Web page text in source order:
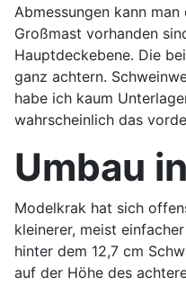
Abmessungen kann
Großmast vorhanden
Hauptdeckebene. Die
ganz achtern.
habe ich kaum
wahrscheinlich das
Umbau
Modelkrak hat sich
kleinerer, meist
hinter dem 12,7 cm
auf der Höhe des